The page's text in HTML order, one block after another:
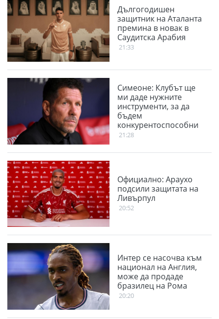
Дългогодишен
защитник на Аталанта
премина в новак в
Саудитска Арабия
21:33
Симеоне: Клубът ще
ми даде нужните
инструменти, за да
бъдем
конкурентоспособни
21:28
Официално: Араухо
подсили защитата на
Ливърпул
20:52
Интер се насочва към
национал на Англия,
може да продаде
бразилец на Рома
20:20